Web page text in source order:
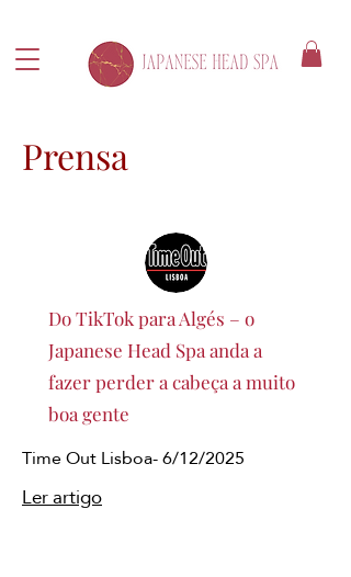
Prensa
Do TikTok para Algés – o
Japanese Head Spa anda a
fazer perder a cabeça a muito
boa gente
Time Out Lisboa- 6/12/2025
Ler artigo